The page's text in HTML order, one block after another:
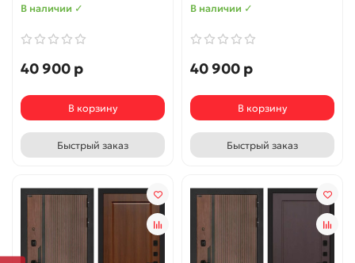
В наличии ✓
40 900 р
В корзину
Быстрый заказ
В наличии ✓
40 900 р
В корзину
Быстрый заказ